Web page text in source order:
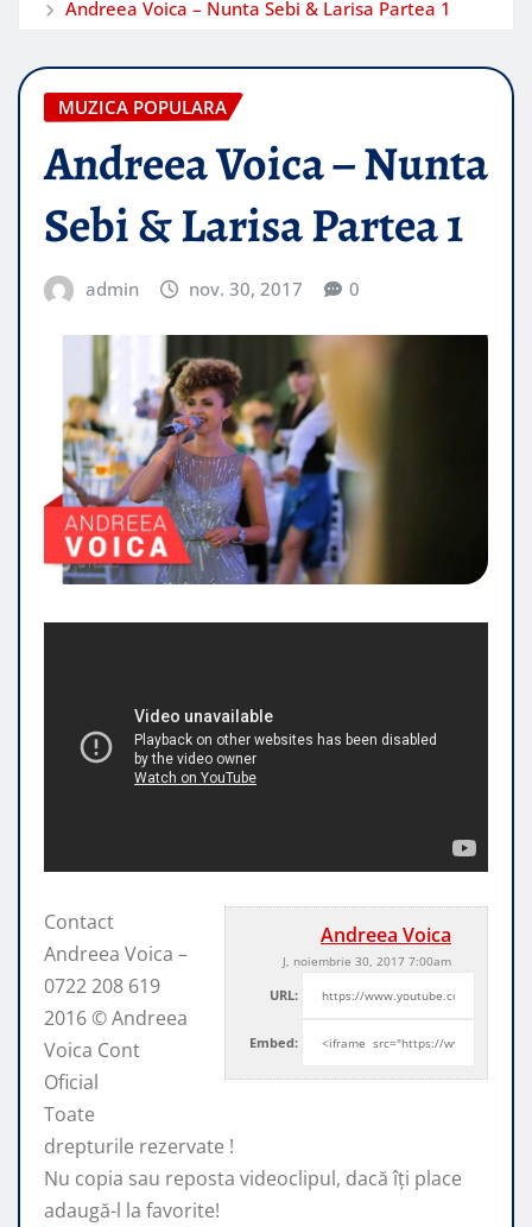
Andreea Voica – Nunta Sebi & Larisa Partea 1
MUZICA POPULARA
Andreea Voica – Nunta
Sebi & Larisa Partea 1
admin nov. 30, 2017 0
Andreea Voica
J, noiembrie 30, 2017 7:00am
URL:
Embed:
Contact
Andreea Voica –
0722 208 619
2016 © Andreea
Voica Cont
Oficial
Toate
drepturile rezervate !
Nu copia sau reposta videoclipul, dacăîți place
adaugă-l la favorite!